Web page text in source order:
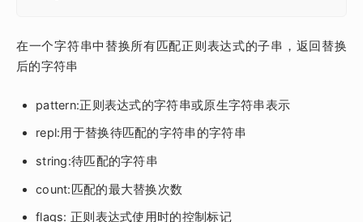
在一个字符串中替换所有匹配正则表达式的子串，返回替换
后的字符串
pattern:正则表达式的字符串或原生字符串表示
repl:用于替换待匹配的字符串的字符串
string:待匹配的字符串
count:匹配的最大替换次数
flags: 正则表达式使用时的控制标记